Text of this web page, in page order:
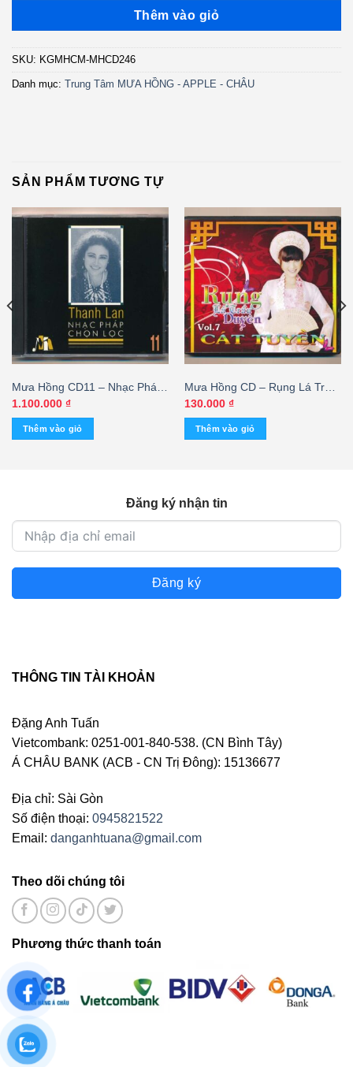
Thêm vào giỏ
SKU: KGMHCM-MHCD246
Danh mục: Trung Tâm MƯA HỒNG - APPLE - CHÂU
SẢN PHẨM TƯƠNG TỰ
Mưa Hồng CD11 – Nhạc Pháp
Chọn Lọc – Thanh Lan (JVC)
KGTH9
1.100.000 ₫
Thêm vào giỏ
Mưa Hồng CD – Rụng Lá Trầu
Duyên – Cát Tuyền
130.000 ₫
Thêm vào giỏ
Đăng ký nhận tin
Đăng ký
THÔNG TIN TÀI KHOẢN
Đặng Anh Tuấn
Vietcombank: 0251-001-840-538. (CN Bình Tây)
Á CHÂU BANK (ACB - CN Trị Đông): 15136677
Địa chỉ: Sài Gòn
Số điện thoại: 0945821522
Email: danganhtuana@gmail.com
Theo dõi chúng tôi
Phương thức thanh toán